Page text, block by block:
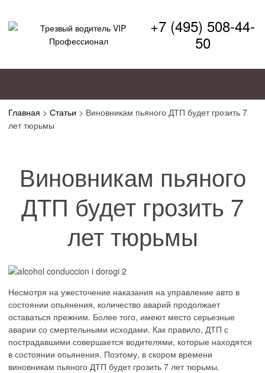
+7 (495) 508-44-
50
Главная > Статьи > Виновникам пьяного ДТП будет грозить 7
лет тюрьмы
Виновникам пьяного
ДТП будет грозить 7
лет тюрьмы
Несмотря на ужесточение наказания на управление авто в
состоянии опьянения, количество аварий продолжает
оставаться прежним. Более того, имеют место серьезные
аварии со смертельными исходами. Как правило, ДТП с
пострадавшими совершается водителями, которые находятся
в состоянии опьянения. Поэтому, в скором времени
виновникам пьяного ДТП будет грозить 7 лет тюрьмы.